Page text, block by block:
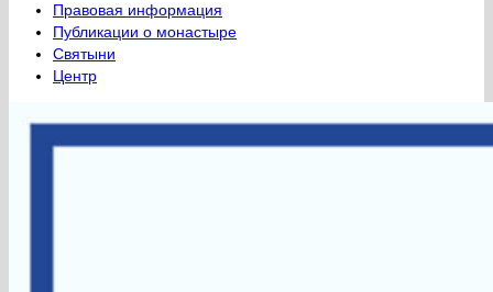
Правовая информация
Публикации о монастыре
Святыни
Центр